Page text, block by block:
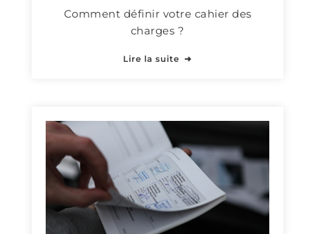
Comment définir votre cahier des
charges ?
Lire la suite